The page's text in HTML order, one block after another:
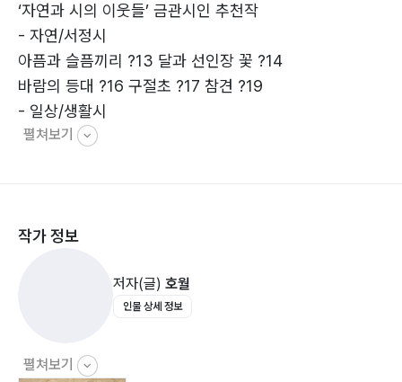
‘자연과 시의 이웃들’ 금관시인 추천작
- 자연/서정시
아픔과 슬픔끼리 ?13 달과 선인장 꽃 ?14
바람의 등대 ?16 구절초 ?17 참견 ?19
- 일상/생활시
취급주의 ?21 기분 좋은 저녁 ?23 테리토리 마킹 ?25
- 과학시
인공 눈깔 1 ?39 삼각자 설법 ?40
할 테면 해 봐 ?43 사랑 2: 사랑 방정식 ?45
펼쳐보기
작가 정보
저자(글) 호월
인물 상세 정보
펼쳐보기